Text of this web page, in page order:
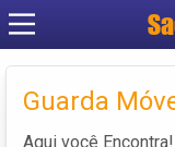
Guarda
Aqui você